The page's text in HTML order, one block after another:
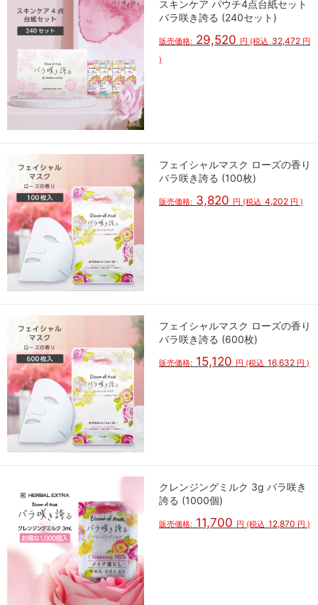
スキンケア パウチ4点台紙セット
バラ咲き誇る (240セット)
販売価格: 29,520 円 (税込 32,472 円
)
フェイシャルマスク ローズの香り
バラ咲き誇る (100枚)
販売価格: 3,820 円 (税込 4,202 円 )
フェイシャルマスク ローズの香り
バラ咲き誇る (600枚)
販売価格: 15,120 円 (税込 16,632 円 )
クレンジングミルク 3g バラ咲き
誇る (1000個)
販売価格: 11,700 円 (税込 12,870 円 )